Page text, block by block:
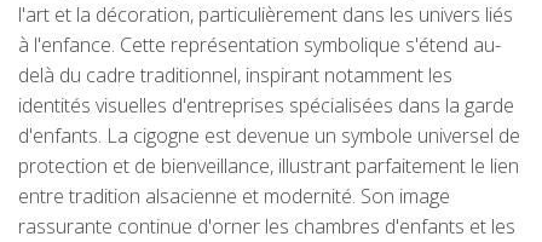
l'art et la décoration, particulièrement dans les univers liés
à l'enfance. Cette représentation symbolique s'étend au-
delà du cadre traditionnel, inspirant notamment les
identités visuelles d'entreprises spécialisées dans la garde
d'enfants. La cigogne est devenue un symbole universel de
protection et de bienveillance, illustrant parfaitement le lien
entre tradition alsacienne et modernité. Son image
rassurante continue d'orner les chambres d'enfants et les